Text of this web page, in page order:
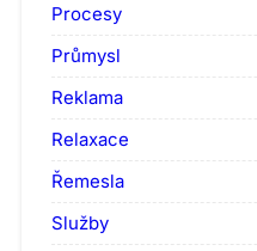
Procesy
Průmysl
Reklama
Relaxace
Řemesla
Služby